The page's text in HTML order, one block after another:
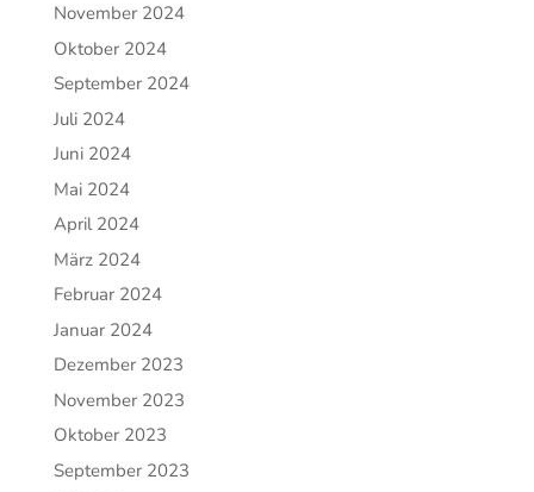
November 2024
Oktober 2024
September 2024
Juli 2024
Juni 2024
Mai 2024
April 2024
März 2024
Februar 2024
Januar 2024
Dezember 2023
November 2023
Oktober 2023
September 2023